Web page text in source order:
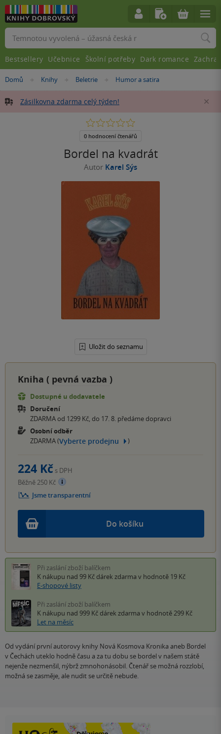
Nacházíte
zde:
Domů »
Knihy »
Beletrie »Humor a satira
Zásilkovna zdarma celý týden!
Bordel na kvadrát
Autor Karel Sýs
Uložit do seznamu
0.0
5
0 hodnocení čtenářů
Kniha ( pevná vazba )
Dostupné u dodavatele
Doručení
ZDARMA od 1299 Kč, do 17. 8. předáme dopravci
Osobní odběr
ZDARMA (Vyberte prodejnu )
Do košíku
224 Kč s DPH
Běžně 250 Kč
Jsme transparentní
Při zaslání zboží balíčkem
K nákupu nad 99 Kč dárek zdarma v hodnotě 19 Kč
E-shopové listy
Při zaslání zboží balíčkem
K nákupu nad 999 Kč dárek zdarma v hodnotě 299 Kč
Let na měsíc
Od vydání první autorovy knihy Nová Kosmova Kronika aneb Bordel
v Čechách uteklo hodně času a za tu dobu se bordel v našem státě
nejenže nezmenšil, nýbrž zmnohonásobil. Čtenář se možná rozzlobí,
možná se zasměje, ale nudit se určitě nebude.
Vyhledávání
Bestsellery Učebnice Školní potřeby Dark romance